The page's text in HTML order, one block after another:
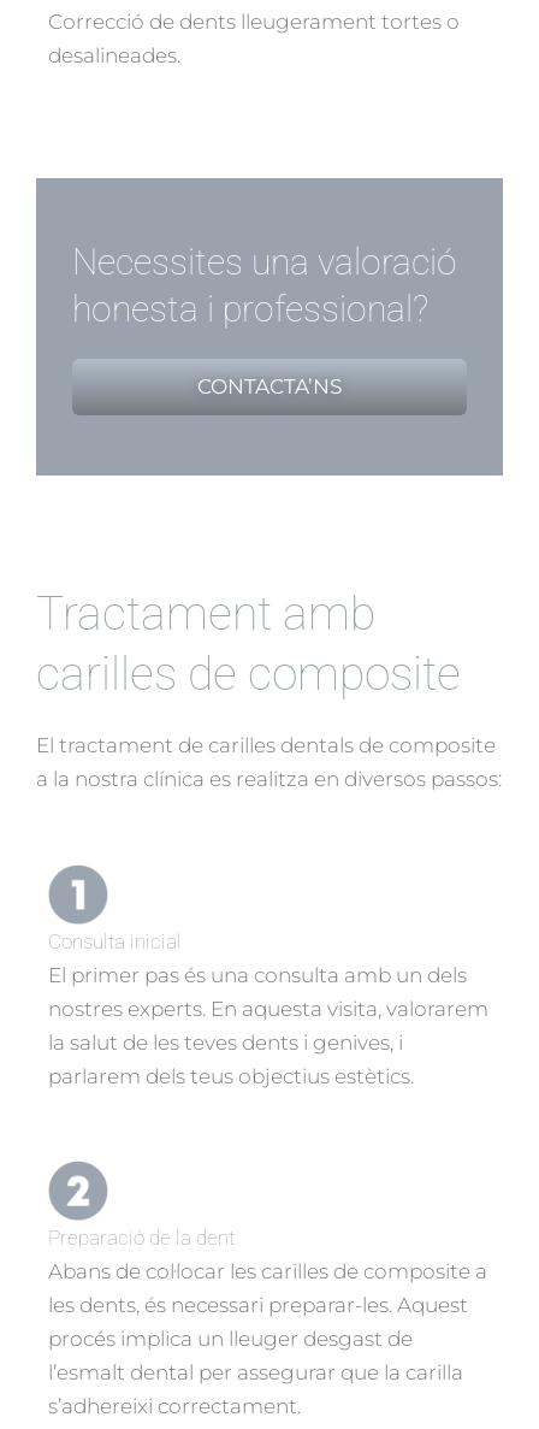
Correcció de dents lleugerament tortes o
desalineades.
Necessites una valoració
honesta i professional?
CONTACTA’NS
Tractament amb
carilles de composite
El tractament de carilles dentals de composite
a la nostra clínica es realitza en diversos passos:
Consulta inicial
El primer pas és una consulta amb un dels
nostres experts. En aquesta visita, valorarem
la salut de les teves dents i genives, i
parlarem dels teus objectius estètics.
Preparació de la dent
Abans de col·locar les carilles de composite a
les dents, és necessari preparar-les. Aquest
procés implica un lleuger desgast de
l’esmalt dental per assegurar que la carilla
s’adhereixi correctament.